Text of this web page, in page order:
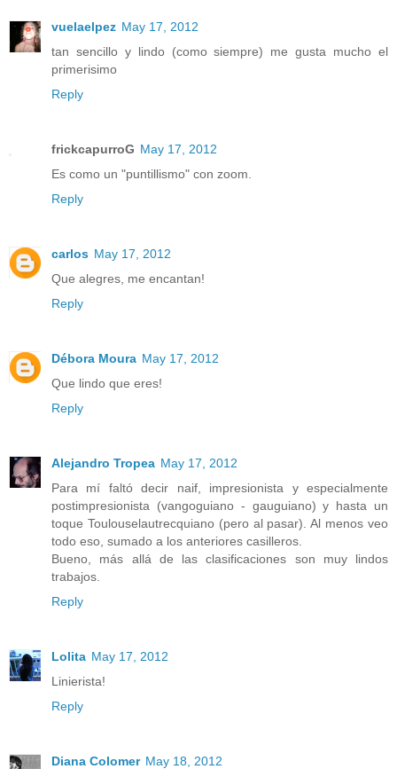
vuelaelpez May 17, 2012
tan sencillo y lindo (como siempre) me gusta mucho el
primerisimo
Reply
frickcapurroG May 17, 2012
Es como un "puntillismo" con zoom.
Reply
carlos May 17, 2012
Que alegres, me encantan!
Reply
Débora Moura May 17, 2012
Que lindo que eres!
Reply
Alejandro Tropea May 17, 2012
Para mí faltó decir naif, impresionista y especialmente
postimpresionista (vangoguiano - gauguiano) y hasta un
toque Toulouselautrecquiano (pero al pasar). Al menos veo
todo eso, sumado a los anteriores casilleros.
Bueno, más allá de las clasificaciones son muy lindos
trabajos.
Reply
Lolita May 17, 2012
Linierista!
Reply
Diana Colomer May 18, 2012